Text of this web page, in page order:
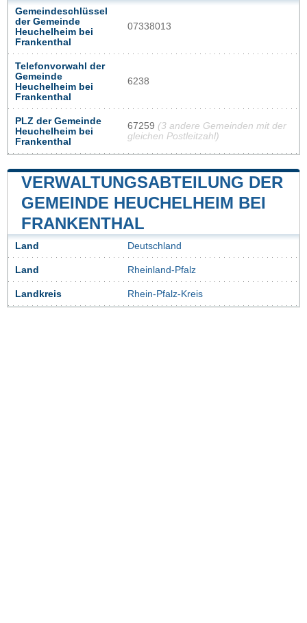
Gemeindeschlüssel
der Gemeinde
Heuchelheim bei
Frankenthal
07338013
Telefonvorwahl der
Gemeinde
Heuchelheim bei
Frankenthal
6238
PLZ der Gemeinde
Heuchelheim bei
Frankenthal
67259 (3 andere Gemeinden mit der
gleichen Postleitzahl)
VERWALTUNGSABTEILUNG DER
GEMEINDE HEUCHELHEIM BEI
FRANKENTHAL
Land Deutschland
Land Rheinland-Pfalz
Landkreis Rhein-Pfalz-Kreis